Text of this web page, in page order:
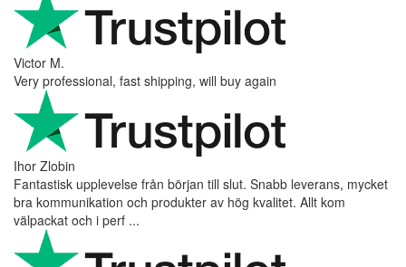
Victor M.
Very professional, fast shipping, will buy again
Ihor Zlobin
Fantastisk upplevelse från början till slut. Snabb leverans, mycket
bra kommunikation och produkter av hög kvalitet. Allt kom
välpackat och i perf ...